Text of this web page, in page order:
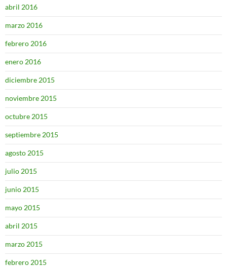
abril 2016
marzo 2016
febrero 2016
enero 2016
diciembre 2015
noviembre 2015
octubre 2015
septiembre 2015
agosto 2015
julio 2015
junio 2015
mayo 2015
abril 2015
marzo 2015
febrero 2015